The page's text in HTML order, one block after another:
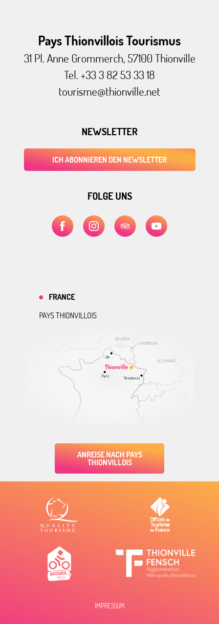
Pays Thionvillois Tourismus
31 Pl. Anne Grommerch, 57100 Thionville
Tel. +33 3 82 53 33 18
tourisme@thionville.net
NEWSLETTER
ICH ABONNIEREN DEN NEWSLETTER
FOLGE UNS
ALLEMAGNE
BELGIQUE
LUXEMBOURG
Thionville
Lille
Paris Strasbourg
FRANCE
PAYS THIONVILLOIS
ANREISE NACH PAYS
THIONVILLOIS
IMPRESSUM